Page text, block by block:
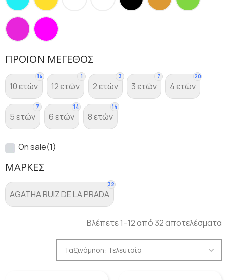
ΠΡΟΪΌΝ ΜΈΓΕΘΟΣ
14
10 ετών
1
12 ετών
3
2 ετών
7
3 ετών
20
4 ετών
7
5 ετών
14
6 ετών
14
8 ετών
On sale(1)
ΜΆΡΚΕΣ
32
AGATHA RUIZ DE LA PRADA
Βλέπετε 1–12 από 32 αποτελέσματα